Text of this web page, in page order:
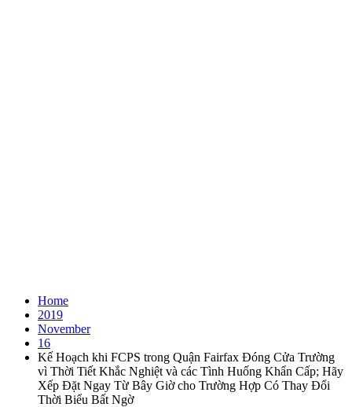
Home
2019
November
16
Kế Hoạch khi FCPS trong Quận Fairfax Đóng Cửa Trường
vì Thời Tiết Khắc Nghiệt và các Tình Huống Khẩn Cấp; Hãy
Xếp Đặt Ngay Từ Bây Giờ cho Trường Hợp Có Thay Đổi
Thời Biểu Bất Ngờ